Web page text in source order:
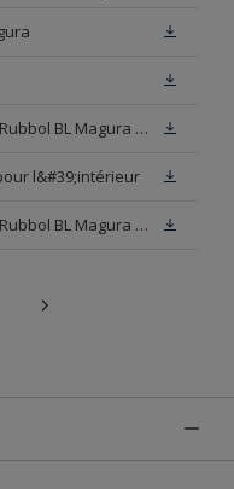
Fiche de données de sécurité Rubbol BL Magura Blanc
l&#39;intérieur
Fiche de données de sécurité Rubbol BL Magura Base N00